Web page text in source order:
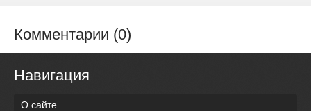
Комментарии (0)
Навигация
О сайте